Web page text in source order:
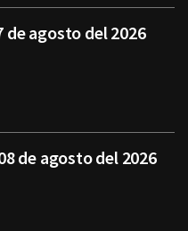
de agosto del 2026
de agosto del 2026